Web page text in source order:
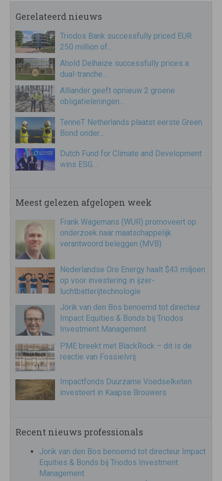
Gerelateerd nieuws
Triodos Bank successfully priced EUR
250 million of…
Ahold Delhaize successfully prices a
dual-tranche…
Alliander geeft opnieuw 2 groene
obligatieleningen…
TenneT Netherlands plaatst eerste Green
Bond onder…
Dutch Fund for Climate and Development
wins ESG…
Meest gelezen afgelopen week
Frank Wagemans (WUR) promoveert op
onderzoek naar maatschappelijk
verantwoord beleggen (MVB)
Nederlandse Ore Energy haalt $43 miljoen
op voor investering in ijzer-
luchtbatterijtechnologie
Jorik van den Bos benoemd tot directeur
Impact Equities & Bonds bij Triodos
Investment Management
PME breekt met BlackRock – dit is de
reactie van Fossielvrij
Impactfonds Duurzame Voedselketen
investeert in Kaapse Brouwers
Recent nieuws professionals
Jorik van den Bos benoemd tot directeur Impact
Equities & Bonds bij Triodos Investment
Management